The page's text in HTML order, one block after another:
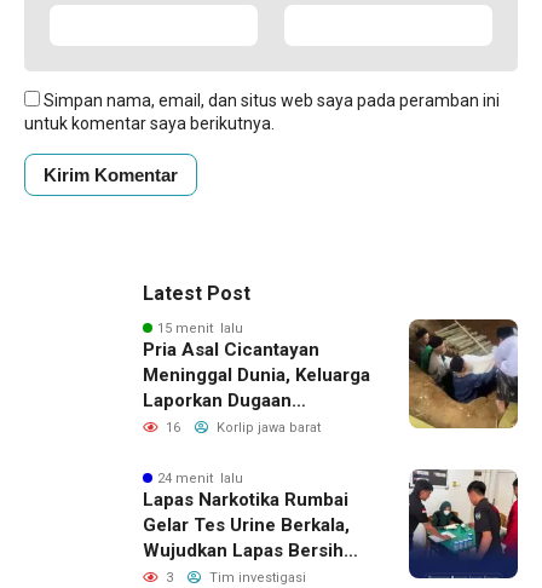
Simpan nama, email, dan situs web saya pada peramban ini
untuk komentar saya berikutnya.
Latest Post
15 menit lalu
Pria Asal Cicantayan
Meninggal Dunia, Keluarga
Laporkan Dugaan
Tindakan Oknum Debt
yang Digadaikan
16 Korlip jawa barat
24 menit lalu
Lapas Narkotika Rumbai
Gelar Tes Urine Berkala,
Wujudkan Lapas Bersih
Dari Narkoba
3
Tim investigasi